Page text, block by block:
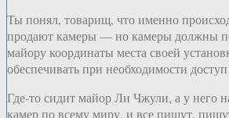
Ты понял, товарищ, что именно
продают камеры — но камеры должны
майору координаты места своей
обеспечивать при необходимости
Где-то сидит майор Ли Чжули, а у него
камер по всему миру, и все пишут,